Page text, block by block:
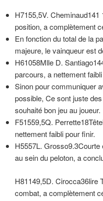
H7155,5V.
position, a complètement
En fonction du total de la
majeure, le vainqueur est
H61058Mlle D.
parcours, a nettement
Sinon pour communiquer
possible, Ce sont juste
souhaité bon jeu au joueur.
F51559,5Q.
nettement faibli pour finir.
H5557L.
au sein du peloton, a
H81149,5D. Cirocca36lire
combat, a complètement